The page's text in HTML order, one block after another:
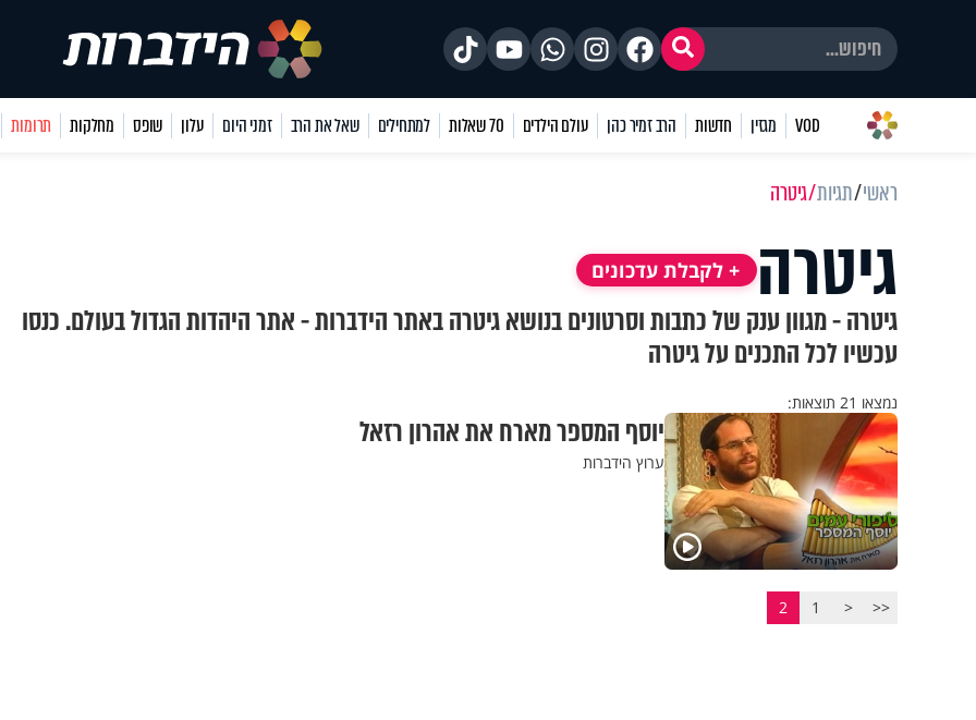
VOD מגזין חדשות הרב זמיר כהן עולם הילדים 70 שאלות למתחילים שאל את הרב זמני היום עלון שופס מחלקות תרומות
ראשי תגיות גיטרה
גיטרה + לקבלת עדכונים
גיטרה - מגוון ענק של כתבות וסרטונים בנושא גיטרה באתר הידברות - אתר היהדות הגדול בעולם. כנסו
עכשיו לכל התכנים על גיטרה
נמצאו 21 תוצאות:
יוסף המספר מארח את אהרון רזאל
ערוץ הידברות
<<
<
1
2